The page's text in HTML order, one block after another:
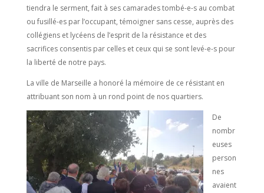
tiendra le serment, fait à ses camarades tombé-e-s au combat
ou fusillé-es par l’occupant, témoigner sans cesse, auprès des
collégiens et lycéens de l’esprit de la résistance et des
sacrifices consentis par celles et ceux qui se sont levé-e-s pour
la liberté de notre pays.
La ville de Marseille a honoré la mémoire de ce résistant en
attribuant son nom à un rond point de nos quartiers.
De
nombr
euses
person
nes
avaient